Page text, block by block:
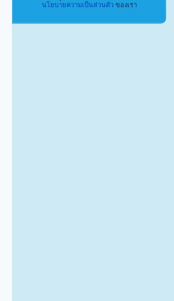
นโยบายความเป็นส่วนตัว ของเรา